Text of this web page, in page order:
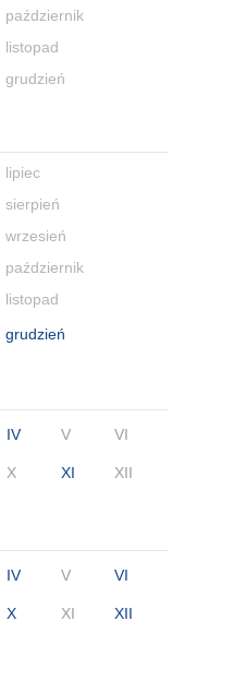
październik
listopad
grudzień
lipiec
sierpień
wrzesień
październik
listopad
grudzień
IV V VI
X XI XII
IV V VI
X XI XII